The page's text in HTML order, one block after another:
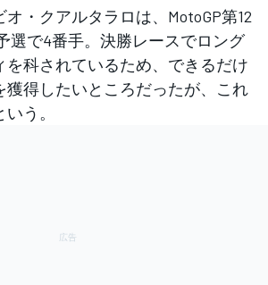
・クアルタラロは、MotoGP第12
選で4番手。決勝レースでロング
を科されているため、できるだけ
獲得したいところだったが、これ
う。